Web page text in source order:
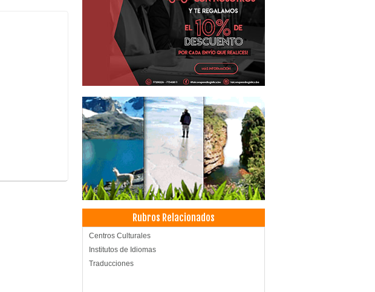
Rubros Relacionados
Centros Culturales
Institutos de Idiomas
Traducciones